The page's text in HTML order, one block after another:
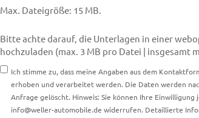
Max. Dateigröße: 15 MB.
Bitte achte darauf, die Unterlagen in einer
hochzuladen (max. 3 MB pro Datei | insgesamt
Einwilligung
Ich stimme zu, dass meine Angaben aus dem
erhoben und verarbeitet werden. Die Daten werden
Anfrage gelöscht. Hinweis: Sie können Ihre
info@weller-automobile.de widerrufen. Detaillierte